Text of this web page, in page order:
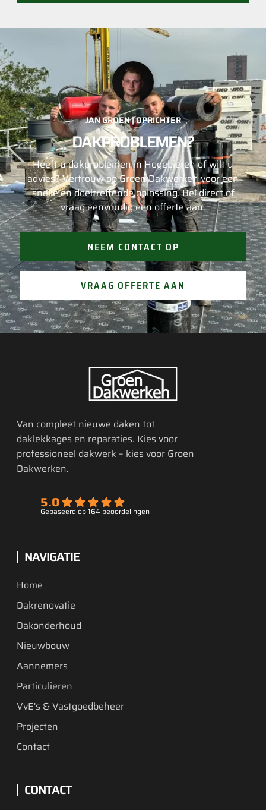
mogelijk was, heeft
noodoplossing
geplaatst zodat
verdere schade
wordt voorkomen.
10/10!
JAN GROEN | OPRICHTER
DAKPROBLEMEN?
Heeft u dakproblemen in Hogebieren of wilt u
advies? Vertrouw op Groen Dakwerken voor een
snelle en doeltreffende oplossing. Bel direct of
vraag eenvoudig een offerte aan.
NEEM CONTACT OP
VRAAG OFFERTE AAN
Van compleet nieuwe daken tot
daklekkages en reparaties. Kies voor
professioneel dakwerk – kies voor Groen
Dakwerken.
5.0
Gebaseerd op 164 beoordelingen
NAVIGATIE
Home
Dakrenovatie
Dakonderhoud
Nieuwbouw
Aannemers
Particulieren
VvE's & Vastgoedbeheer
Projecten
Contact
CONTACT